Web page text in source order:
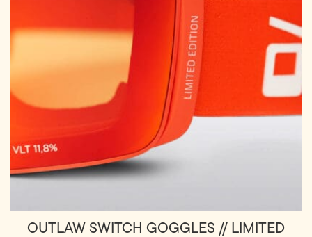
OUTLAW SWITCH GOGGLES // LIMITED